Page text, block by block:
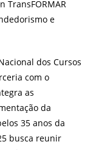
TransFORMAR
e
dos Cursos
com o
as
da
35 anos da
busca reunir